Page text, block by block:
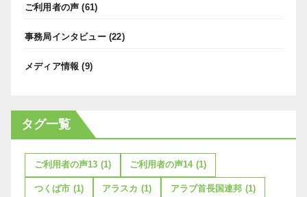
ご利用者の声 (61)
事務局インタビュー(22)
メディア情報 (9)
タグ一覧
ご利用者の声13 (1) ご利用者の声14 (1)
つくば市 (1) アラスカ (1) アラブ首長国連邦 (1)